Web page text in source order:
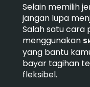
Selain memilih
jangan lupa
Salah satu cara
menggunakan
yang bantu
bayar tagihan
fleksibel.